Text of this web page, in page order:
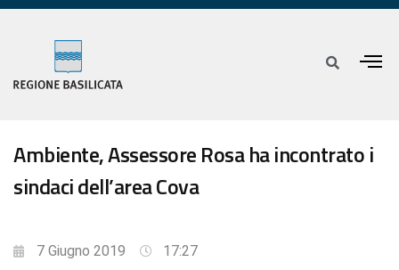
Ambiente, Assessore Rosa ha incontrato i
sindaci dell’area Cova
7 Giugno 2019 17:27